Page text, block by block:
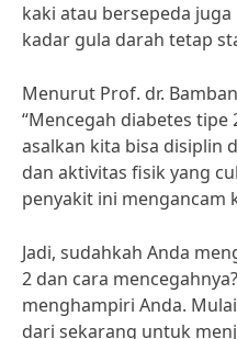
kaki atau bersepeda
kadar gula darah tetap
Menurut Prof. dr.
“Mencegah diabetes
asalkan kita bisa disiplin
dan aktivitas fisik yang
penyakit ini mengancam
Jadi, sudahkah Anda
2 dan cara
menghampiri Anda.
dari sekarang untuk